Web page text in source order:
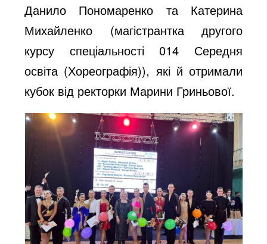
Данило Пономаренко та Катерина
Михайленко (магістрантка другого
курсу спеціальності 014 Середня
освіта (Хореографія)), які й отримали
кубок від ректорки Марини Гриньової.